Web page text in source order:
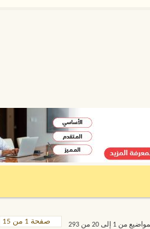
صفحة 1 من 15 1 إلى 20 من 293